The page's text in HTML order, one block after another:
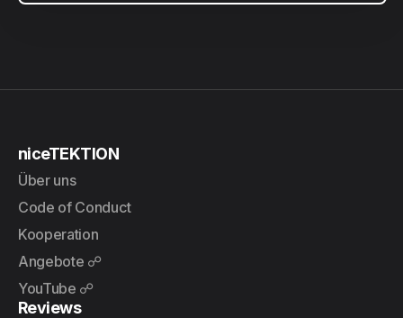
niceTEKTION
Über uns
Code of Conduct
Kooperation
Angebote ☍
YouTube ☍
Reviews